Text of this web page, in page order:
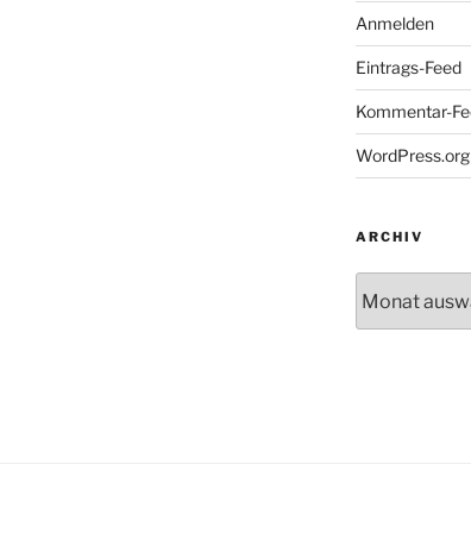
Anmelden
Eintrags-Feed
Kommentar-
WordPress.org
ARCHIV